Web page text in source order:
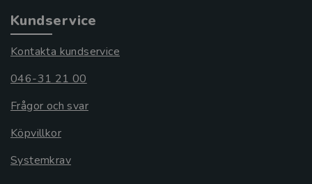
Kundservice
Kontakta kundservice
046-31 21 00
Frågor och svar
Köpvillkor
Systemkrav